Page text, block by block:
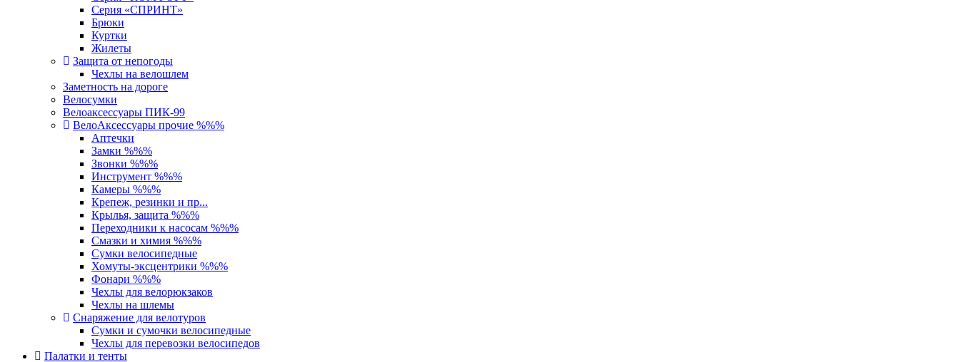
Серия «СПРИНТ»
Брюки
Куртки
Жилеты
Защита от непогоды
Чехлы на велошлем
Заметность на дороге
Велосумки
Велоаксессуары ПИК-99
ВелоАксессуары прочие %%%
Аптечки
Замки %%%
Звонки %%%
Инструмент %%%
Камеры %%%
Крепеж, резинки и пр...
Крылья, защита %%%
Переходники к насосам %%%
Смазки и химия %%%
Сумки велосипедные
Хомуты-эксцентрики %%%
Фонари %%%
Чехлы для велорюкзаков
Чехлы на шлемы
Снаряжение для велотуров
Сумки и сумочки велосипедные
Чехлы для перевозки велосипедов
Палатки и тенты